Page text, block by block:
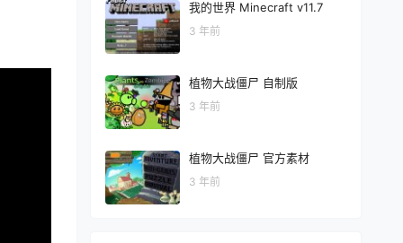
我的世界 Minecraft v11.7
3 年前
植物大战僵尸 自制版
3 年前
植物大战僵尸 官方素材
3 年前